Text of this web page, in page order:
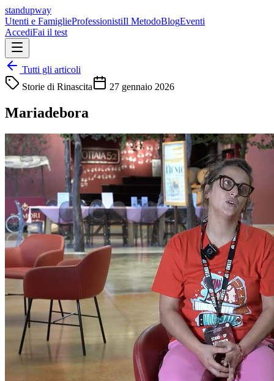
standupway
Utenti e FamiglieProfessionistiIl MetodoBlogEventi
AccediFai il test
Tutti gli articoli
Storie di Rinascita
27 gennaio 2026
Mariadebora